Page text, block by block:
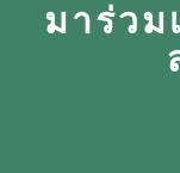
มาร่วม